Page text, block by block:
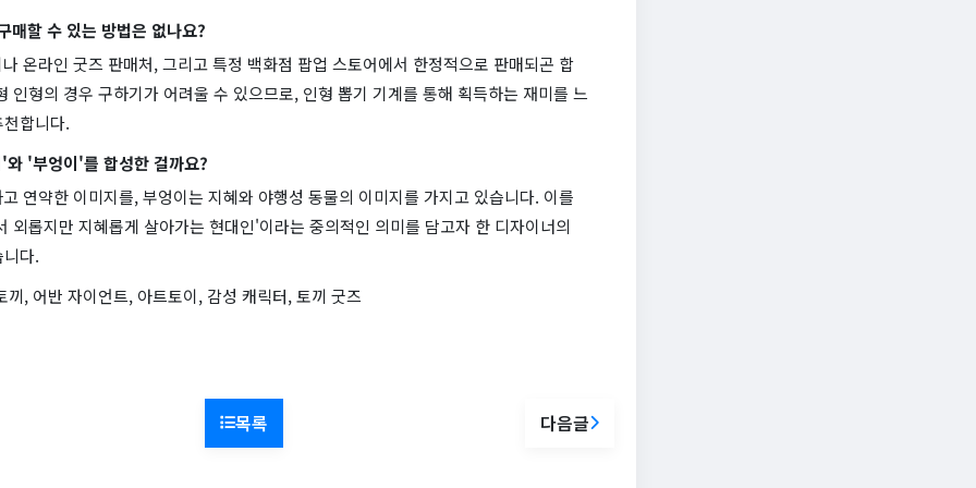
매할 수 있는 방법은 없나요?
온라인 굿즈 판매처, 그리고 특정 백화점 팝업 스토어에서 한정적으로 판매되곤 합
인형의 경우 구하기가 어려울 수 있으므로, 인형 뽑기 기계를 통해 획득하는 재미를 느
합니다.
'부엉이'를 합성한 걸까요?
연약한 이미지를, 부엉이는 지혜와 야행성 동물의 이미지를 가지고 있습니다. 이를
외롭지만 지혜롭게 살아가는 현대인'이라는 중의적인 의미를 담고자 한 디자이너의
다.
끼, 어반 자이언트, 아트토이, 감성 캐릭터, 토끼 굿즈
목록 다음글